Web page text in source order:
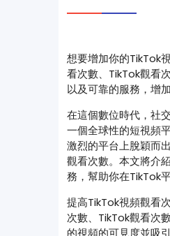
想要增加你的TikTok
看次數、TikTok觀看
以及可靠的服務，增
在這個數位時代，社
一個全球性的短視頻
激烈的平台上脫穎而
觀看次數。本文將介
務，幫助你在TikTok
提高TikTok視頻觀看
次數、TikTok觀看次
的視頻的可見度並吸